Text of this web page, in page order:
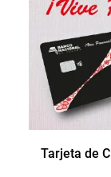
Tarjeta de